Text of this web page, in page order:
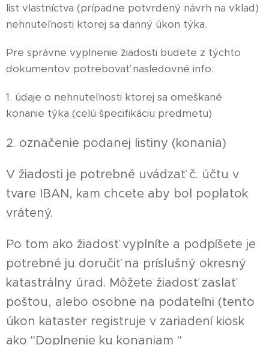
list vlastníctva (prípadne potvrdený návrh na vklad)
nehnuteľnosti ktorej sa danný úkon týka.
Pre správne vyplnenie žiadosti budete z týchto
dokumentov potrebovať nasledovné info:
1. údaje o nehnuteľnosti ktorej sa omeškané
konanie týka (celú špecifikáciu predmetu)
2. označenie podanej listiny (konania)
V žiadosti je potrebné uvádzať č. účtu v
tvare IBAN, kam chcete aby bol poplatok
vrátený.
Po tom ako žiadosť vyplníte a podpíšete je
potrebné ju doručiť na príslušný okresný
katastrálny úrad. Môžete žiadosť zaslať
poštou, alebo osobne na podateľni (tento
úkon kataster registruje v zariadení kiosk
ako "Doplnenie ku konaniam "